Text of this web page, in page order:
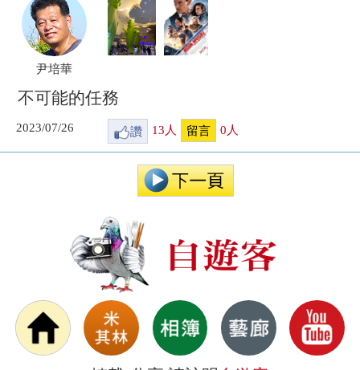
尹培華
不可能的任務
2023/07/26 讚 13 人 留言 0 人